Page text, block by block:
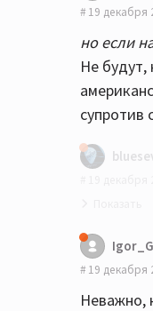
19 декабря
но если
Не
супротив
19 декабря
Неважно,